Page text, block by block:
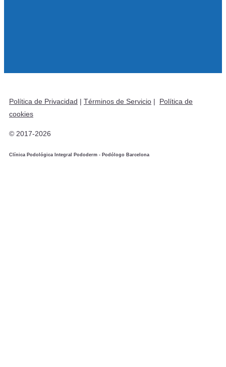
Política de Privacidad | Términos de Servicio | Política de
cookies
© 2017-2026
Clínica Podológica Integral Pododerm - Podólogo Barcelona